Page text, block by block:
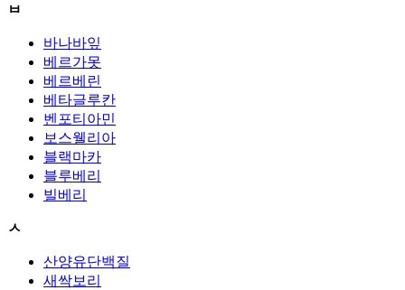
ㅂ
바나바잎
베르가못
베르베린
베타글루칸
벤포티아민
보스웰리아
블랙마카
블루베리
빌베리
ㅅ
산양유단백질
새싹보리